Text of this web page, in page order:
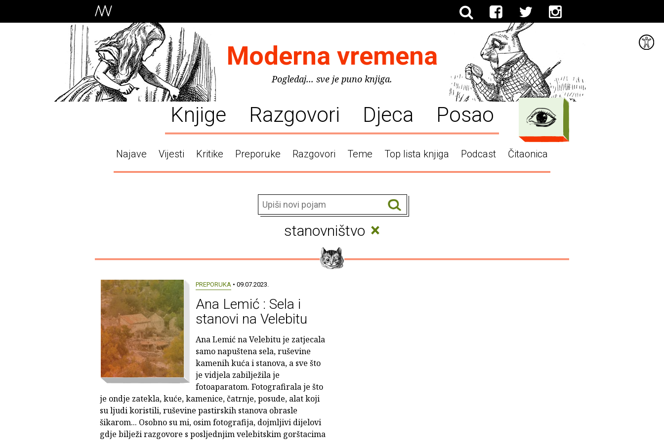
Moderna vremena
Pogledaj... sve je puno knjiga.
Knjige Razgovori Djeca Posao
Najave Vijesti Kritike Preporuke Razgovori Teme Top lista knjiga Podcast Čitaonica
stanovništvo ×
PREPORUKA • 09.07.2023.
Ana Lemić : Sela i
stanovi na Velebitu
Ana Lemić na Velebitu je zatjecala
samo napuštena sela, ruševine
kamenih kuća i stanova, a sve što
je vidjela zabilježila je
fotoaparatom. Fotografirala je što
je ondje zatekla, kuće, kamenice, čatrnje, posude, alat koji
su ljudi koristili, ruševine pastirskih stanova obrasle
šikarom... Osobno su mi, osim fotografija, dojmljivi dijelovi
gdje bilježi razgovore s posljednjim velebitskim gorštacima